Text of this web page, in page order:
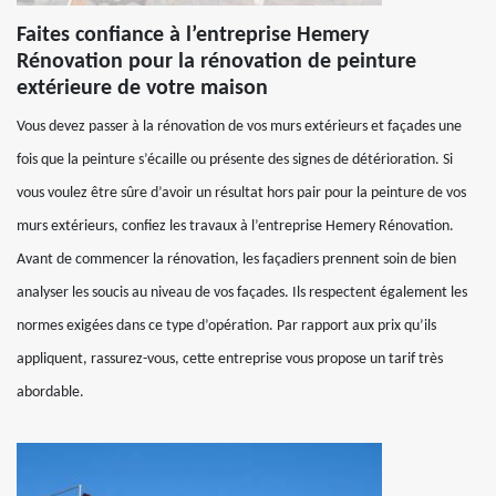
Faites confiance à l’entreprise Hemery
Rénovation pour la rénovation de peinture
extérieure de votre maison
Vous devez passer à la rénovation de vos murs extérieurs et façades une
fois que la peinture s’écaille ou présente des signes de détérioration. Si
vous voulez être sûre d’avoir un résultat hors pair pour la peinture de vos
murs extérieurs, confiez les travaux à l’entreprise Hemery Rénovation.
Avant de commencer la rénovation, les façadiers prennent soin de bien
analyser les soucis au niveau de vos façades. Ils respectent également les
normes exigées dans ce type d’opération. Par rapport aux prix qu’ils
appliquent, rassurez-vous, cette entreprise vous propose un tarif très
abordable.